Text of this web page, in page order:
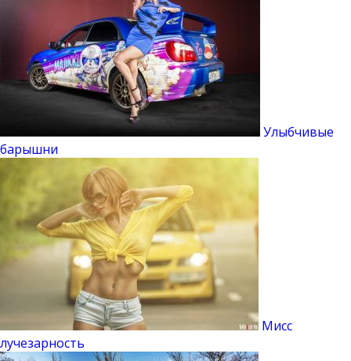
Улыбчивые
барышни
Мисс
лучезарность